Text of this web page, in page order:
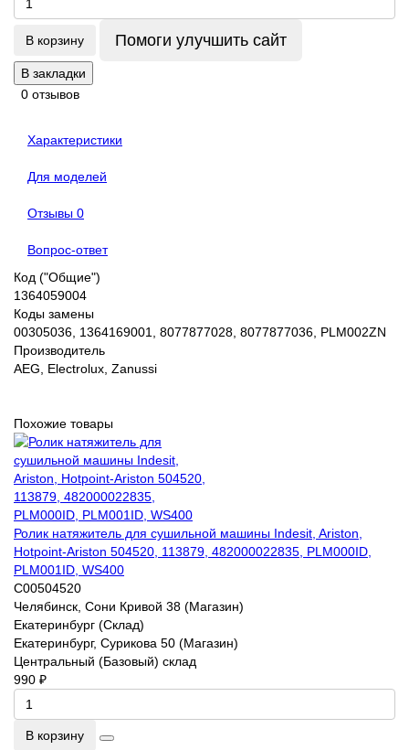
В корзину Помоги улучшить сайт
В закладки
0 отзывов
Характеристики
Для моделей
Отзывы 0
Вопрос-ответ
Код ("Общие")
1364059004
Коды замены
00305036, 1364169001, 8077877028, 8077877036, PLM002ZN
Производитель
AEG, Electrolux, Zanussi
Похожие товары
Ролик натяжитель для сушильной машины Indesit, Ariston,
Hotpoint-Ariston 504520, 113879, 482000022835, PLM000ID,
PLM001ID, WS400
C00504520
Челябинск, Сони Кривой 38 (Магазин)
Екатеринбург (Склад)
Екатеринбург, Сурикова 50 (Магазин)
Центральный (Базовый) склад
990 ₽
В корзину